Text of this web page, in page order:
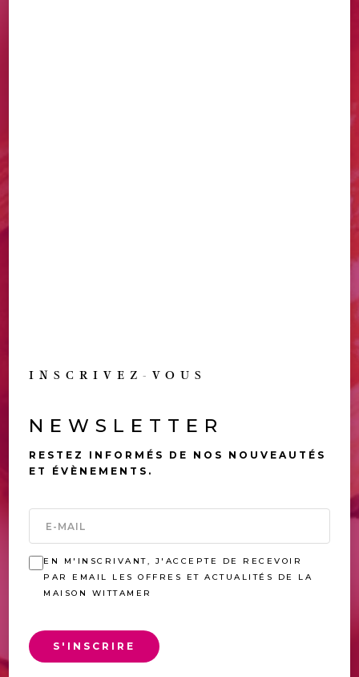
INSCRIVEZ-VOUS
NEWSLETTER
RESTEZ INFORMÉS DE NOS NOUVEAUTÉS
ET ÉVÈNEMENTS.
EN M'INSCRIVANT, J'ACCEPTE DE RECEVOIR
PAR EMAIL LES OFFRES ET ACTUALITÉS DE LA
MAISON WITTAMER
S'INSCRIRE